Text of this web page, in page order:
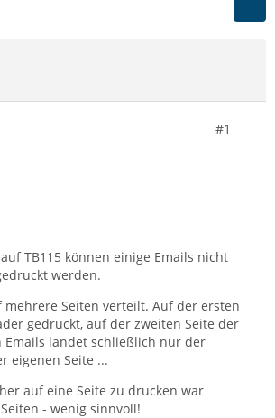
#1
TB115 können einige Emails nicht
werden.
mehrere Seiten verteilt. Auf der ersten
gedruckt, auf der zweiten Seite der
Emails landet schließlich nur der
eigenen Seite ...
auf eine Seite zu drucken war
- wenig sinnvoll!